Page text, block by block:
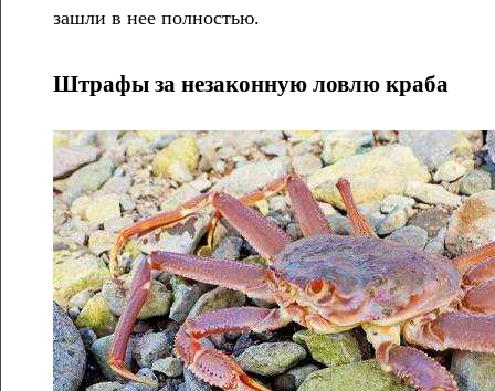
зашли в нее полностью.
Штрафы за незаконную ловлю краба